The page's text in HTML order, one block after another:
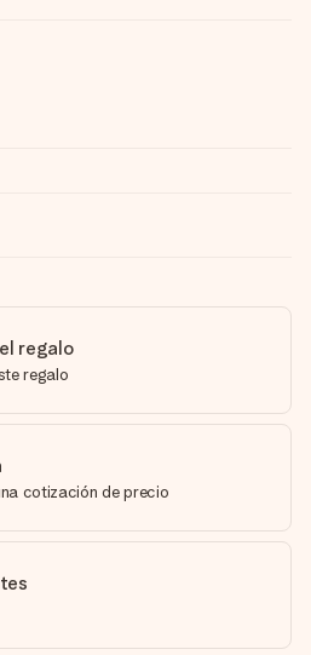
regalo
regalo
cotización de precio